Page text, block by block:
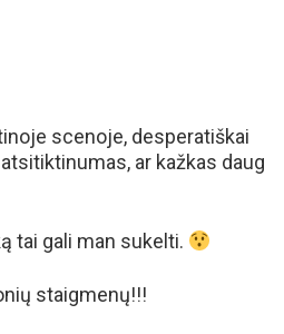
scenoje, desperatiškai
ar kažkas daug
tai gali man sukelti.
staigmenų!!!